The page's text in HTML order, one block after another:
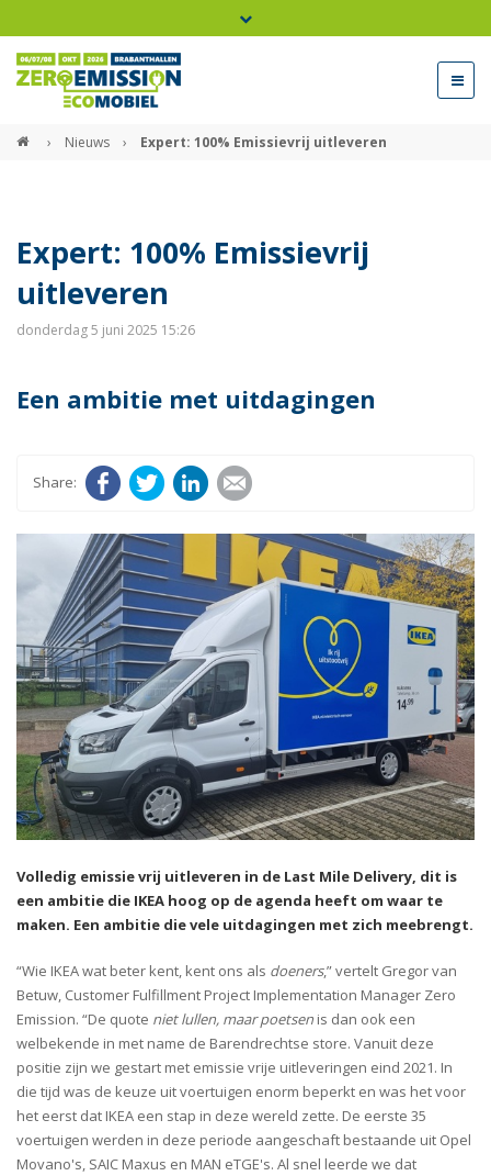
Bel ons voor info 0294 - 74 50 70
› Nieuws › Expert: 100% Emissievrij uitleveren
Expert: 100% Emissievrij
uitleveren
donderdag 5 juni 2025 15:26
Een ambitie met uitdagingen
FacebookTwitter LinkedIn
Volledig emissie vrij uitleveren in de Last Mile Delivery, dit is
een ambitie die IKEA hoog op de agenda heeft om waar te
maken. Een ambitie die vele uitdagingen met zich meebrengt.
“Wie IKEA wat beter kent, kent ons als doeners,” vertelt Gregor van
Betuw, Customer Fulfillment Project Implementation Manager Zero
Emission. “De quote niet lullen, maar poetsen is dan ook een
welbekende in met name de Barendrechtse store. Vanuit deze
positie zijn we gestart met emissie vrije uitleveringen eind 2021. In
die tijd was de keuze uit voertuigen enorm beperkt en was het voor
het eerst dat IKEA een stap in deze wereld zette. De eerste 35
voertuigen werden in deze periode aangeschaft bestaande uit Opel
Movano's, SAIC Maxus en MAN eTGE's. Al snel leerde we dat